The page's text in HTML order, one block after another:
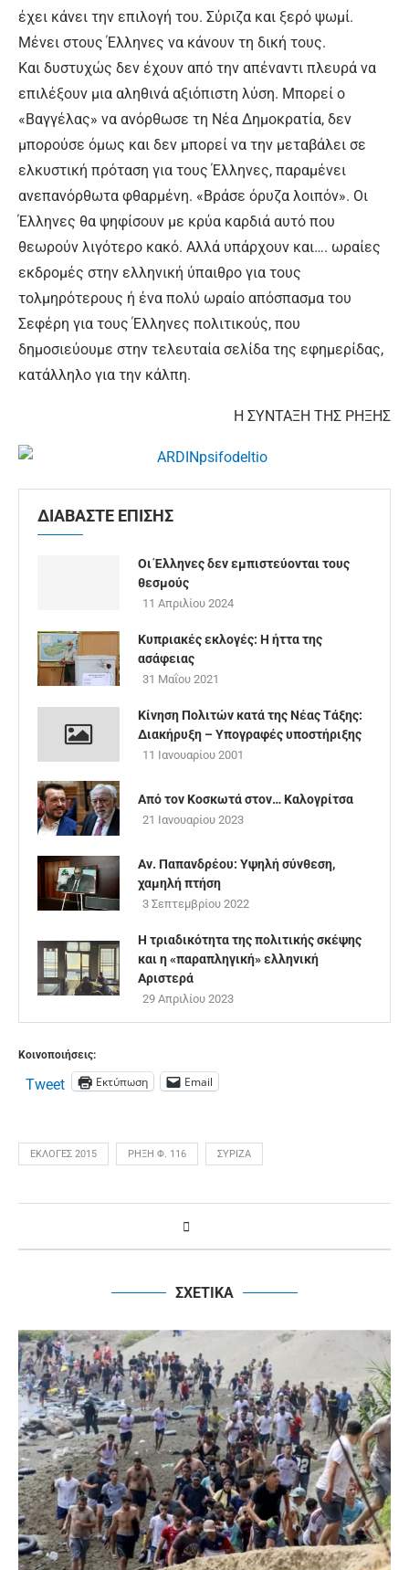
έχει κάνει την επιλογή του. Σύριζα και ξερό ψωμί.
Μένει στους Έλληνες να κάνουν τη δική τους.
Και δυστυχώς δεν έχουν από την απέναντι πλευρά να
επιλέξουν μια αληθινά αξιόπιστη λύση. Μπορεί ο
«Βαγγέλας» να ανόρθωσε τη Νέα Δημοκρατία, δεν
μπορούσε όμως και δεν μπορεί να την μεταβάλει σε
ελκυστική πρόταση για τους Έλληνες, παραμένει
ανεπανόρθωτα φθαρμένη. «Βράσε όρυζα λοιπόν». Οι
Έλληνες θα ψηφίσουν με κρύα καρδιά αυτό που
θεωρούν λιγότερο κακό. Αλλά υπάρχουν και…. ωραίες
εκδρομές στην ελληνική ύπαιθρο για τους
τολμηρότερους ή ένα πολύ ωραίο απόσπασμα του
Σεφέρη για τους Έλληνες πολιτικούς, που
δημοσιεύουμε στην τελευταία σελίδα της εφημερίδας,
κατάλληλο για την κάλπη.
Η ΣΥΝΤΑΞΗ ΤΗΣ ΡΗΞΗΣ
ΔΙΑΒΑΣΤΕ ΕΠΙΣΗΣ
Οι Έλληνες δεν εμπιστεύονται τους
θεσμούς
11 Απριλίου 2024
Κυπριακές εκλογές: Η ήττα της
ασάφειας
31 Μαΐου 2021
Κίνηση Πολιτών κατά της Νέας Τάξης:
Διακήρυξη – Υπογραφές υποστήριξης
11 Ιανουαρίου 2001
Από τον Κοσκωτά στον… Καλογρίτσα
21 Ιανουαρίου 2023
Αν. Παπανδρέου: Υψηλή σύνθεση,
χαμηλή πτήση
3 Σεπτεμβρίου 2022
Η τριαδικότητα της πολιτικής σκέψης
και η «παραπληγική» ελληνική
Αριστερά
29 Απριλίου 2023
Κοινοποιήσεις:
Tweet Εκτύπωση Email
ΕΚΛΟΓΈΣ 2015 ΡΉΞΗ Φ. 116 ΣΥΡΙΖΑ
ΣΧΕΤΙΚΑ